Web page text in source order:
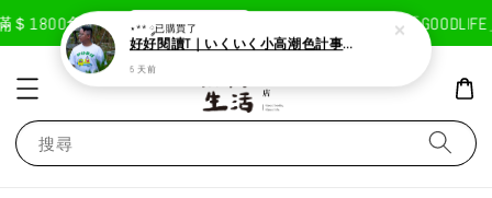
1800免運費 現在去購物！ 首次註冊輸入折扣碼「GOODLIFE
搜尋
⋆** ༘已購買了
好好閱讀T｜いくいく小高潮色計事務所X好好生活書店聯名款
5 天前